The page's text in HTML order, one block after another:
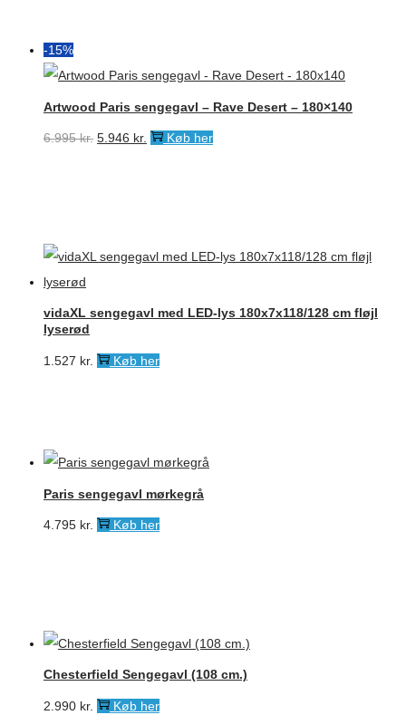
-15%
Artwood Paris sengegavl – Rave Desert – 180×140
6.995kr. Den
5.946 kr. DenKøb her
vidaXL sengegavl med LED-lys 180x7x118/128 cm fløjl
lyserød
1.527 kr. Køb her
Paris sengegavl mørkegrå
4.795 kr. Køb her
Chesterfield Sengegavl (108 cm.)
2.990 kr. Køb her